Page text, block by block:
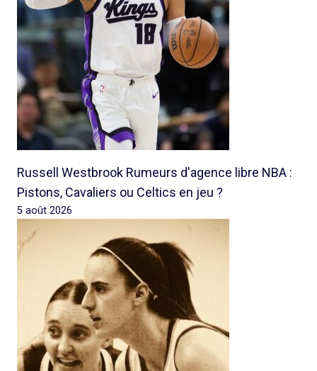
Russell Westbrook Rumeurs d'agence libre NBA :
Pistons, Cavaliers ou Celtics en jeu ?
5 août 2026